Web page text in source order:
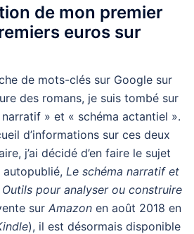
de mon premier
euros sur
de mots-clés sur Google sur
des romans, je suis tombé sur
» et « schéma actantiel ».
d’informations sur ces deux
j’ai décidé d’en faire le sujet
Le schéma narratif et
pour analyser ou construire
sur Amazon en août 2018 en
), il est désormais disponible